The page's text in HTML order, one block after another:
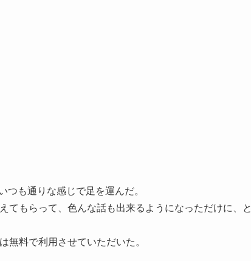
も通りな感じで足を運んだ。
もらって、色んな話も出来るようになっただけに、と
料で利用させていただいた。